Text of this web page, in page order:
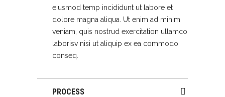
eiusmod temp incididunt ut labore et
dolore magna aliqua. Ut enim ad minim
veniam, quis nostrud exercitation ullamco
laborisv nisi ut aliquip ex ea commodo
conseq.
PROCESS